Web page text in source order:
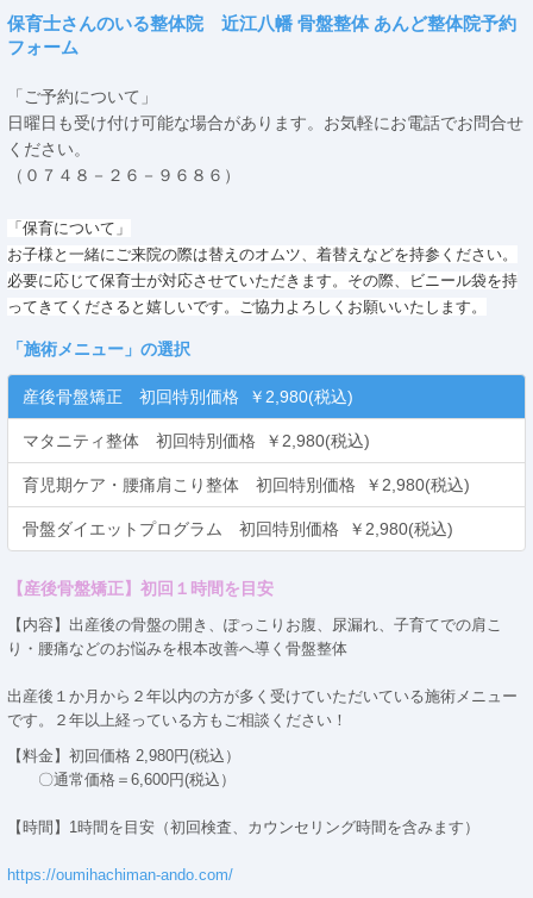
保育士さんのいる整体院 近江八幡 骨盤整体 あんど整体院予約
フォーム
「ご予約について」
日曜日も受け付け可能な場合があります。お気軽にお電話でお問合せ
ください。
（０７４８－２６－９６８６）
「保育について」
お子様と一緒にご来院の際は替えのオムツ、着替えなどを持参ください。
必要に応じて保育士が対応させていただきます。その際、ビニール袋を持
ってきてくださると嬉しいです。ご協力よろしくお願いいたします。
「 施術メニュー 」の選択
産後骨盤矯正 初回特別価格 ￥2,980(税込)
マタニティ整体 初回特別価格 ￥2,980(税込)
育児期ケア・腰痛肩こり整体 初回特別価格 ￥2,980(税込)
骨盤ダイエットプログラム 初回特別価格 ￥2,980(税込)
【産後骨盤矯正】初回１時間を目安
【内容】出産後の骨盤の開き、ぽっこりお腹、尿漏れ、子育てでの肩こ
り・腰痛などのお悩みを根本改善へ導く骨盤整体
出産後１か月から２年以内の方が多く受けていただいている施術メニュー
です。２年以上経っている方もご相談ください！
【料金】初回価格 2,980円(税込）
〇通常価格＝6,600円(税込）
【時間】1時間を目安（初回検査、カウンセリング時間を含みます）
https://oumihachiman-ando.com/